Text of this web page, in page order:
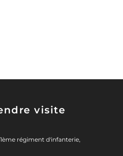
visite
régiment d'infanterie,